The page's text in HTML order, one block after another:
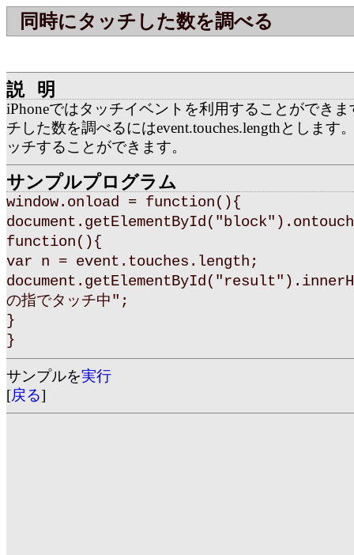
同時にタッチした数を調べる
説明
iPhoneではタッチイベントを利用することができ
チした数を調べるにはevent.touches.lengthとします
ッチすることができます。
サンプルプログラム
window.onload = function(){
function(){
var n = event.touches.length;
の指でタッチ中";
}
}
サンプルを実行
[戻る]